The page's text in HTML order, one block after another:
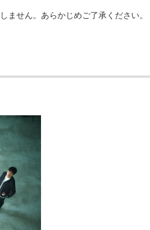
せん。あらかじめご了承ください。